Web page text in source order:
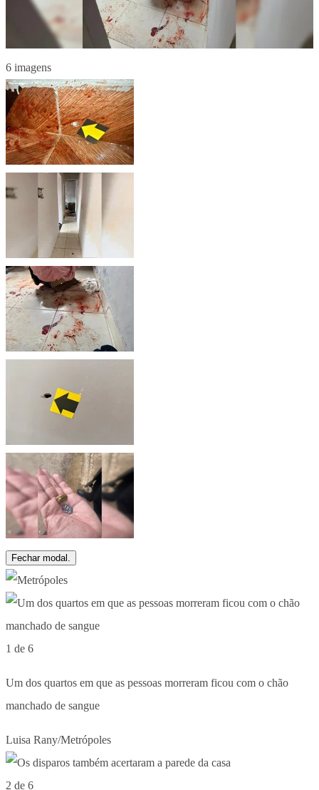
6 imagens
Fechar modal.
1 de 6
Um dos quartos em que as pessoas morreram ficou com o chão
manchado de sangue
Luisa Rany/Metrópoles
2 de 6